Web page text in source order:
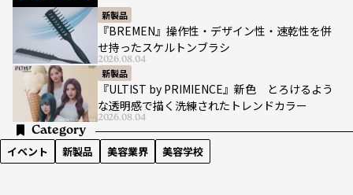
新製品
『BREMEN』操作性・デザイン性・速乾性を併
せ持ったスケルトンブラシ
2026.08.04
新製品
『ULTIST by PRIMIENCE』新色 とろけるよう
な透明感で描く洗練されたトレンドカラー
2026.08.04
Category
イベント 新製品 美容業界 美容学校